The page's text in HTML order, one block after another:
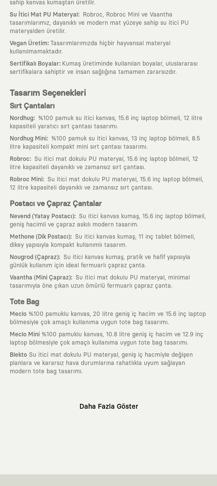
sahip kanvas kumaştan üretilir.
Su İtici Mat PU Materyal :
Robroc, Robroc Mini ve Vaantha
tasarımlarımız, dayanıklı ve modern mat yüzeye sahip su itici PU
materyalden üretilir.
Vegan Üretim: Tasarımlarımızda hiçbir hayvansal materyal
kullanılmamaktadır.
Sertifikalı Boyalar: Kumaş üretiminde kullanılan boyalar, uluslararası
sertifikalara sahiptir ve insan sağlığına tamamen zararsızdır.
Tasarım Seçenekleri
Sırt Çantaları
Nordhug:
%100 pamuk su itici kanvas, 15.6 inç laptop bölmeli, 12 litre
kapasiteli yaratıcı sırt çantası tasarımı.
Nordhug Mini:
%100 pamuk su itici kanvas, 13 inç laptop bölmeli, 8.5
litre kapasiteli kompakt mini sırt çantası tasarımı.
Robroc: Su itici mat dokulu PU materyal, 15.6 inç laptop bölmeli, 12
litre kapasiteli dayanıklı ve zamansız sırt çantası.
Robroc Mini: Su itici mat dokulu PU materyal, 15.6 inç laptop bölmeli,
12 litre kapasiteli dayanıklı ve zamansız sırt çantası.
Postacı ve Çapraz Çantalar
Nevend (Yatay Postacı): Su itici kanvas kumaş, 15.6 inç laptop bölmeli,
geniş hacimli ve çapraz askılı modern tasarım.
Methone (Dik Postacı): Su itici kanvas kumaş, 11 inç tablet bölmeli,
dikey yapısıyla kompakt kullanımlı tasarım.
Nougrod (Çapraz): Su itici kanvas kumaş, pratik ve hafif yapısıyla
günlük kullanım için ideal fermuarlı çapraz çanta.
Vaantha (Mini Çapraz): Su itici mat dokulu PU materyal, minimal
tasarımıyla öne çıkan uzun ömürlü fermuarlı çapraz çanta.
Tote Bag
Meclo %100 pamuklu kanvas, 20 litre geniş iç hacim ve 15.6 inç laptop
bölmesiyle çok amaçlı kullanıma uygun tote bag tasarımı.
Meclo Mini %100 pamuklu kanvas, 10.8 litre geniş iç hacim ve 12.9 inç
laptop bölmesiyle çok amaçlı kullanıma uygun tote bag tasarımı.
Blekto Su itici mat dokulu PU materyal, geniş iç hacmiyle değişen
planlara ve kararsız hava durumlarına rahatlıkla uyum sağlayan
modern tote bag tasarımı.
dolabının en değerli parçası olarak kalacak, hikayesini ve estetik
Daha Fazla Göster